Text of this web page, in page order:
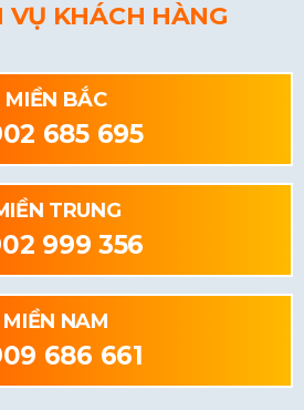
VỤ KHÁCH HÀNG
MIỀN BẮC
685 695
TRUNG
999 356
MIỀN NAM
686 661